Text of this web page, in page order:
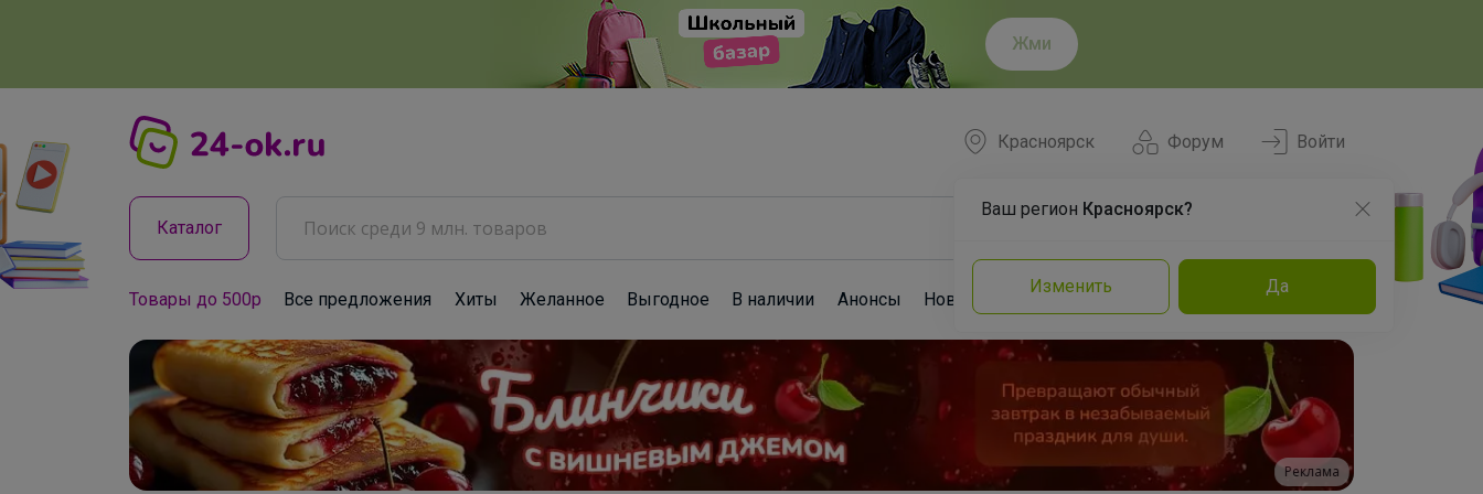
Жми
Форум
Красноярск
Ваш регион Красноярск?
Изменить Да
Войти
Каталог
Товары до 500р Все предложения Хиты Желанное Выгодное В наличии Анонсы Новости Команда Эксперты
Реклама